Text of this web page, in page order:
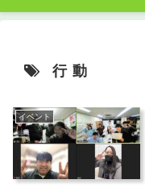
行動
イベント